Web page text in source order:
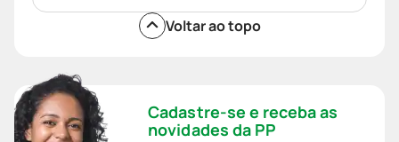
Voltar ao topo
Cadastre-se e receba as
novidades da PP